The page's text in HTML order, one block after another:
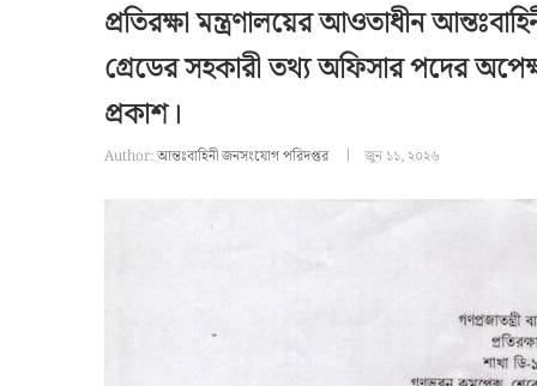
প্রতিরক্ষা মন্ত্রণালয়ের আওতাধীন
গ্রেডের সহকারী তথ্য অফিসার পদের
প্রকাশ।
Author:আন্তঃবাহিনী জনসংযোগ পরিদপ্তর জুন ১১, ২০২৬